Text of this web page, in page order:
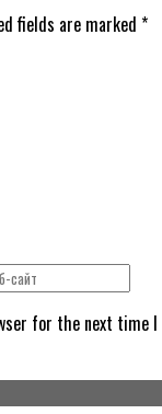
fields are marked *
for the next time I